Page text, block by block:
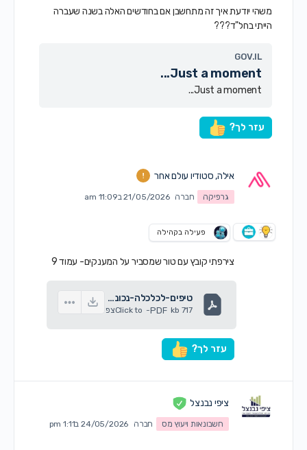
משהי יודעת איך זה מתחשבן אם בחודשים האלה בשנה שעברה
הייתי בחל"ד???
GOV.IL
Just a moment...
Just a moment...
עזר לך?
אילה, סטודיו עולם אחר
גרפיקה חברה 21/05/2026 ב11:09 am
פעילה בקהילה
צירפתי קובץ עם טור שמסביר על המענקים- עמוד 9
טיפים-לכלכלה-נכונה-חוברת-מספר-53.pdf
717 kb
PDF
-
Click toצפיה
עזר לך?
ציפי נבנצל
חשבונאות ויעוץ מס חברה 24/05/2026 ב1:11 pm